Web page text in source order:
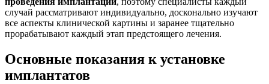
случай рассматривают индивидуально, досконально изучают
все аспекты клинической картины и заранее тщательно
прорабатывают каждый этап предстоящего лечения.
Основные показания к установке
имплантатов